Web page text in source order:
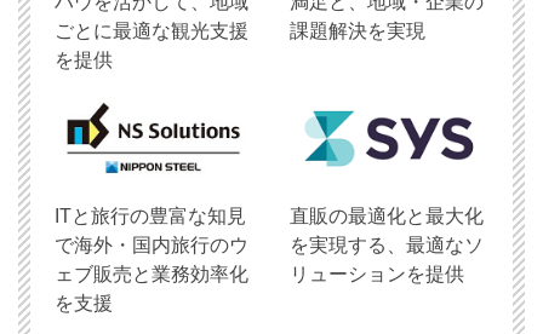
ごとに最適な観光支援
を提供
課題解決を実現
ITと旅行の豊富な知見
で海外・国内旅行のウ
ェブ販売と業務効率化
を支援
直販の最適化と最大化
を実現する、最適なソ
リューションを提供